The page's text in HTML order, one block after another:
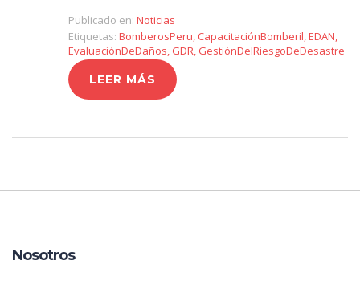
Publicado en: Noticias
Etiquetas: BomberosPeru, CapacitaciónBomberil,EDAN,
EvaluaciónDeDaños, GDR, GestiónDelRiesgoDeDesastre
LEER MÁS
Nosotros